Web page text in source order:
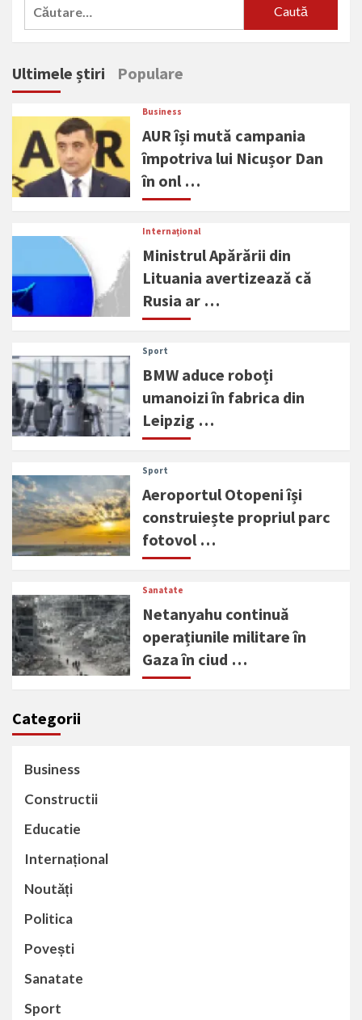
Ultimele știri Populare
Business
AUR își mută campania
împotriva lui Nicușor Dan
în onl …
Internațional
Ministrul Apărării din
Lituania avertizează că
Rusia ar …
Sport
BMW aduce roboți
umanoizi în fabrica din
Leipzig …
Sport
Aeroportul Otopeni își
construiește propriul parc
fotovol …
Sanatate
Netanyahu continuă
operațiunile militare în
Gaza în ciud …
Categorii
Business
Constructii
Educatie
Internațional
Noutăți
Politica
Povești
Sanatate
Sport